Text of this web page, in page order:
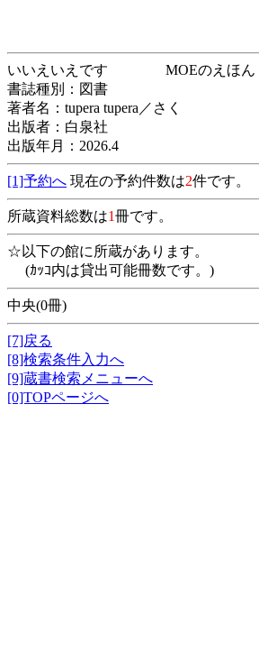
いいえいえです MOE
書誌種別：図書
著者名：tupera tupera／さく
出版者：白泉社
出版年月：2026.4
[1]予約へ 現在の予約件数は2件です。
所蔵資料総数は1冊です。
☆以下の館に所蔵があります。
(ｶｯｺ内は貸出可能冊数です。)
中央(0冊)
[7]戻る
[8]検索条件入力へ
[9]蔵書検索メニューへ
[0]TOPページへ